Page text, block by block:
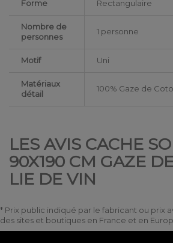
Forme Rectangulaire
Nombre de
personnes
1 personne
Motif Uni
Matériaux
détail
100% Gaze de
LES AVIS CACHE
90X190 CM GAZE
LIE DE VIN
* Prix public indiqué par le fabricant ou prix
des sites et boutiques en France et en